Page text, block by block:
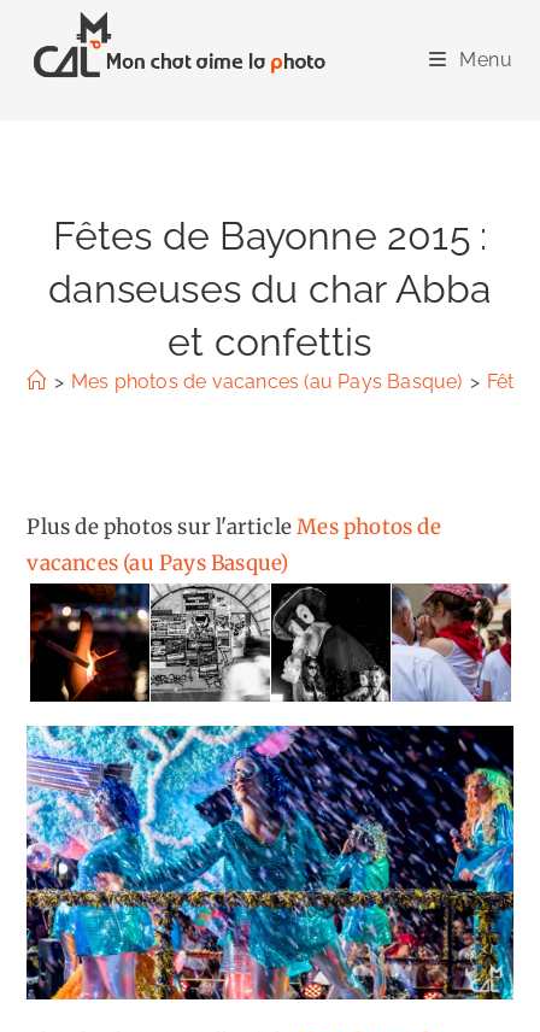
content
Menu
Fêtes de Bayonne 2015 :
danseuses du char Abba
et confettis
> Mes photos de vacances (au Pays Basque) >
Plus de photos sur l'articleMes photos de
vacances (au Pays Basque)